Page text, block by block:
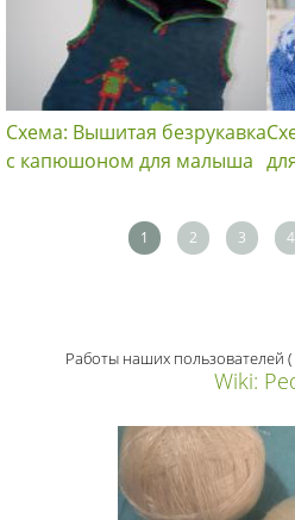
Схема: Вышитая безрукавка
с капюшоном для малыша
1 2 3 4
Работы наших пользователей (
Wiki: